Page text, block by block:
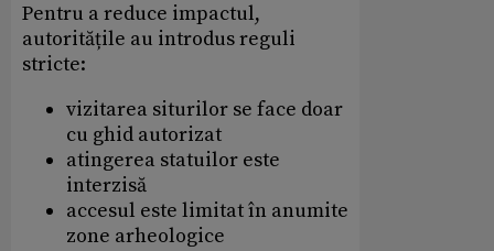
Pentru a reduce impactul,
autoritățile au introdus reguli
stricte:
vizitarea siturilor se face doar
cu ghid autorizat
atingerea statuilor este
interzisă
accesul este limitat în anumite
zone arheologice